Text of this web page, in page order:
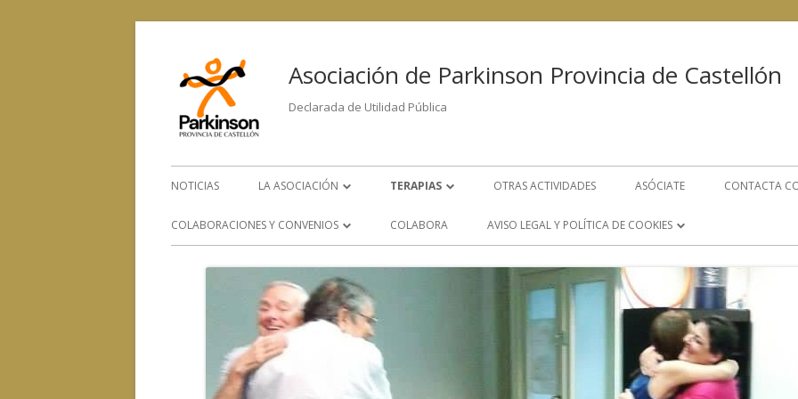
Asociación de Parkinson Provincia de Castellón
Declarada de Utilidad Pública
NOTICIAS LA ASOCIACIÓN
LA ENFERMEDAD
EQUIPO HUMANO
CONTACTA CON NOSOTROS
TERAPIAS
FISIOTERAPIA
OTRAS ACTIVIDADES ASÓCIATE CONTACTA
COLABORACIONES Y CONVENIOS
COLABORACIÓN CON OTRAS
ENTIDADES SOCIALES, SANITARIAS
Y DE INVESTIGACIÓN
COLABORA AVISO LEGAL Y POLÍTICA DE COOKIES